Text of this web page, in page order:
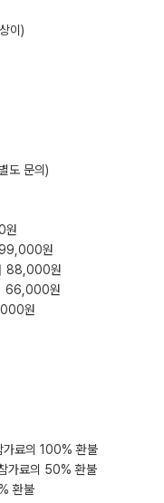
이)
도 문의)​
원
원
88,000원
66,000원
원
가료의 100% 환불
가료의 50% 환불
환불